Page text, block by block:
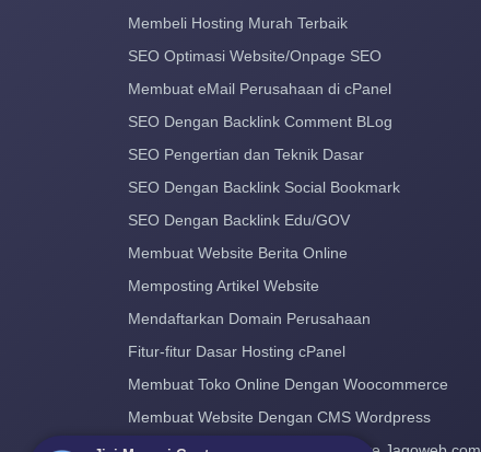
Membeli Hosting Murah Terbaik
SEO Optimasi Website/Onpage SEO
Membuat eMail Perusahaan di cPanel
SEO Dengan Backlink Comment BLog
SEO Pengertian dan Teknik Dasar
SEO Dengan Backlink Social Bookmark
SEO Dengan Backlink Edu/GOV
Membuat Website Berita Online
Memposting Artikel Website
Mendaftarkan Domain Perusahaan
Fitur-fitur Dasar Hosting cPanel
Membuat Toko Online Dengan Woocommerce
Membuat Website Dengan CMS Wordpress